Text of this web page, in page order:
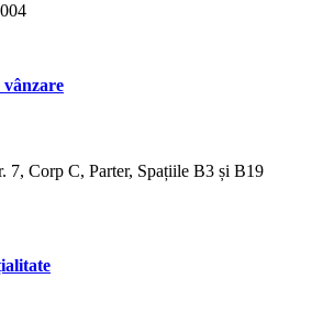
vânzare
Corp C, Parter, Spațiile B3 și B19